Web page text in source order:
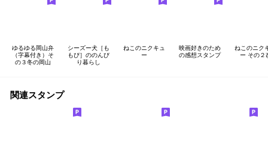
ゆるゆる岡山弁
（字幕付き）そ
の３冬の岡山
シーズー犬［も
もぴ］ののんび
り暮らし
ねこのニクキュ
ー
映画好きのため
の感想スタンプ
ねこのニク
ー その２
関連スタンプ